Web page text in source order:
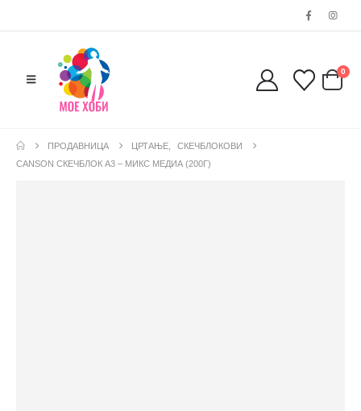
0
ПРОДАВНИЦА ЦРТАЊЕ
СКЕЧБЛОКОВИ
CANSON СКЕЧБЛОК А3 – МИКС МЕДИА (200Г)